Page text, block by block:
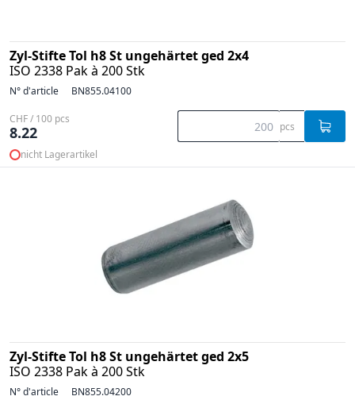
Zyl-Stifte Tol h8 St ungehärtet ged 2x4
ISO 2338 Pak à 200 Stk
N° d'article BN855.04100
CHF / 100 pcs
8.22 pcs
nicht Lagerartikel
Zyl-Stifte Tol h8 St ungehärtet ged 2x5
ISO 2338 Pak à 200 Stk
N° d'article BN855.04200